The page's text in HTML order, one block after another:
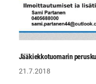
Jääkiekkotuomarin
21.7.2018